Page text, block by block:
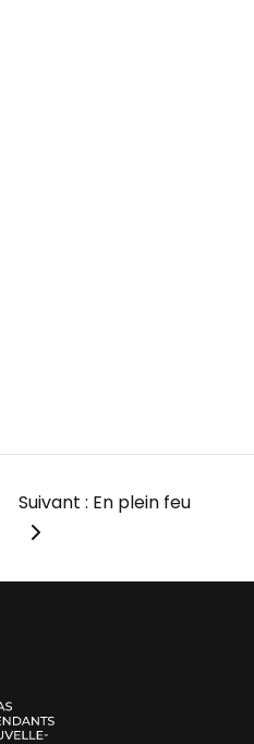
Suivant : En plein feu